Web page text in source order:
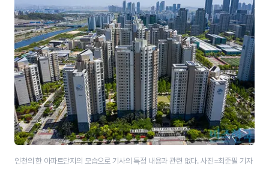
인천의 한 아파트단지의 모습으로 기사의 특정 내용과 관련 없다. 사진=최준필 기자